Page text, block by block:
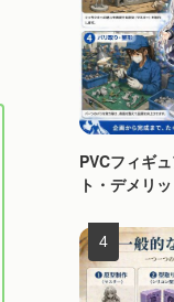
PVCフィギ
ト・デメリ